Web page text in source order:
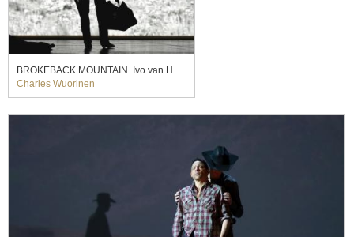
BROKEBACK MOUNTAIN. Ivo van Hove (2014)
Charles Wuorinen